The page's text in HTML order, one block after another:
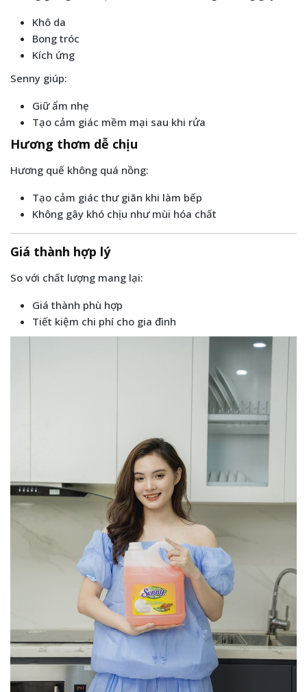
Khô da
Bong tróc
Kích ứng
Senny giúp:
Giữ ẩm nhẹ
Tạo cảm giác mềm mại sau khi rửa
Hương thơm dễ chịu
Hương quế không quá nồng:
Tạo cảm giác thư giãn khi làm bếp
Không gây khó chịu như mùi hóa chất
Giá thành hợp lý
So với chất lượng mang lại:
Giá thành phù hợp
Tiết kiệm chi phí cho gia đình